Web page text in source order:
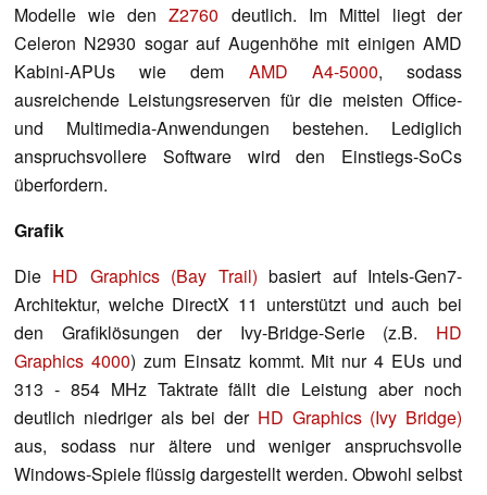
Modelle wie denZ2760 deutlich. Im Mittel liegt der
Celeron N2930 sogar auf Augenhöhe mit einigen AMD
Kabini-APUs wie dem AMD A4-5000, sodass
ausreichende Leistungsreserven für die meisten Office-
und Multimedia-Anwendungen bestehen. Lediglich
anspruchsvollere Software wird den Einstiegs-SoCs
überfordern.
Grafik
Die HD Graphics (Bay Trail) basiert auf Intels-Gen7-
Architektur, welche DirectX 11 unterstützt und auch bei
den Grafiklösungen der Ivy-Bridge-Serie (z.B. HD
Graphics 4000) zum Einsatz kommt. Mit nur 4 EUs und
313 - 854 MHz Taktrate fällt die Leistung aber noch
deutlich niedriger als bei der HD Graphics (Ivy Bridge)
aus, sodass nur ältere und weniger anspruchsvolle
Windows-Spiele flüssig dargestellt werden. Obwohl selbst